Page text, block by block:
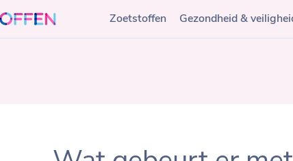
Zoetstoffen Gezondheid &